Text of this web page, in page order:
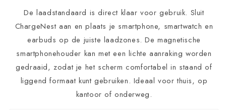
De laadstandaard is direct klaar voor gebruik. Sluit
ChargeNest aan en plaats je smartphone, smartwatch en
earbuds op de juiste laadzones. De magnetische
smartphonehouder kan met een lichte aanraking worden
gedraaid, zodat je het scherm comfortabel in staand of
liggend formaat kunt gebruiken. Ideaal voor thuis, op
kantoor of onderweg.